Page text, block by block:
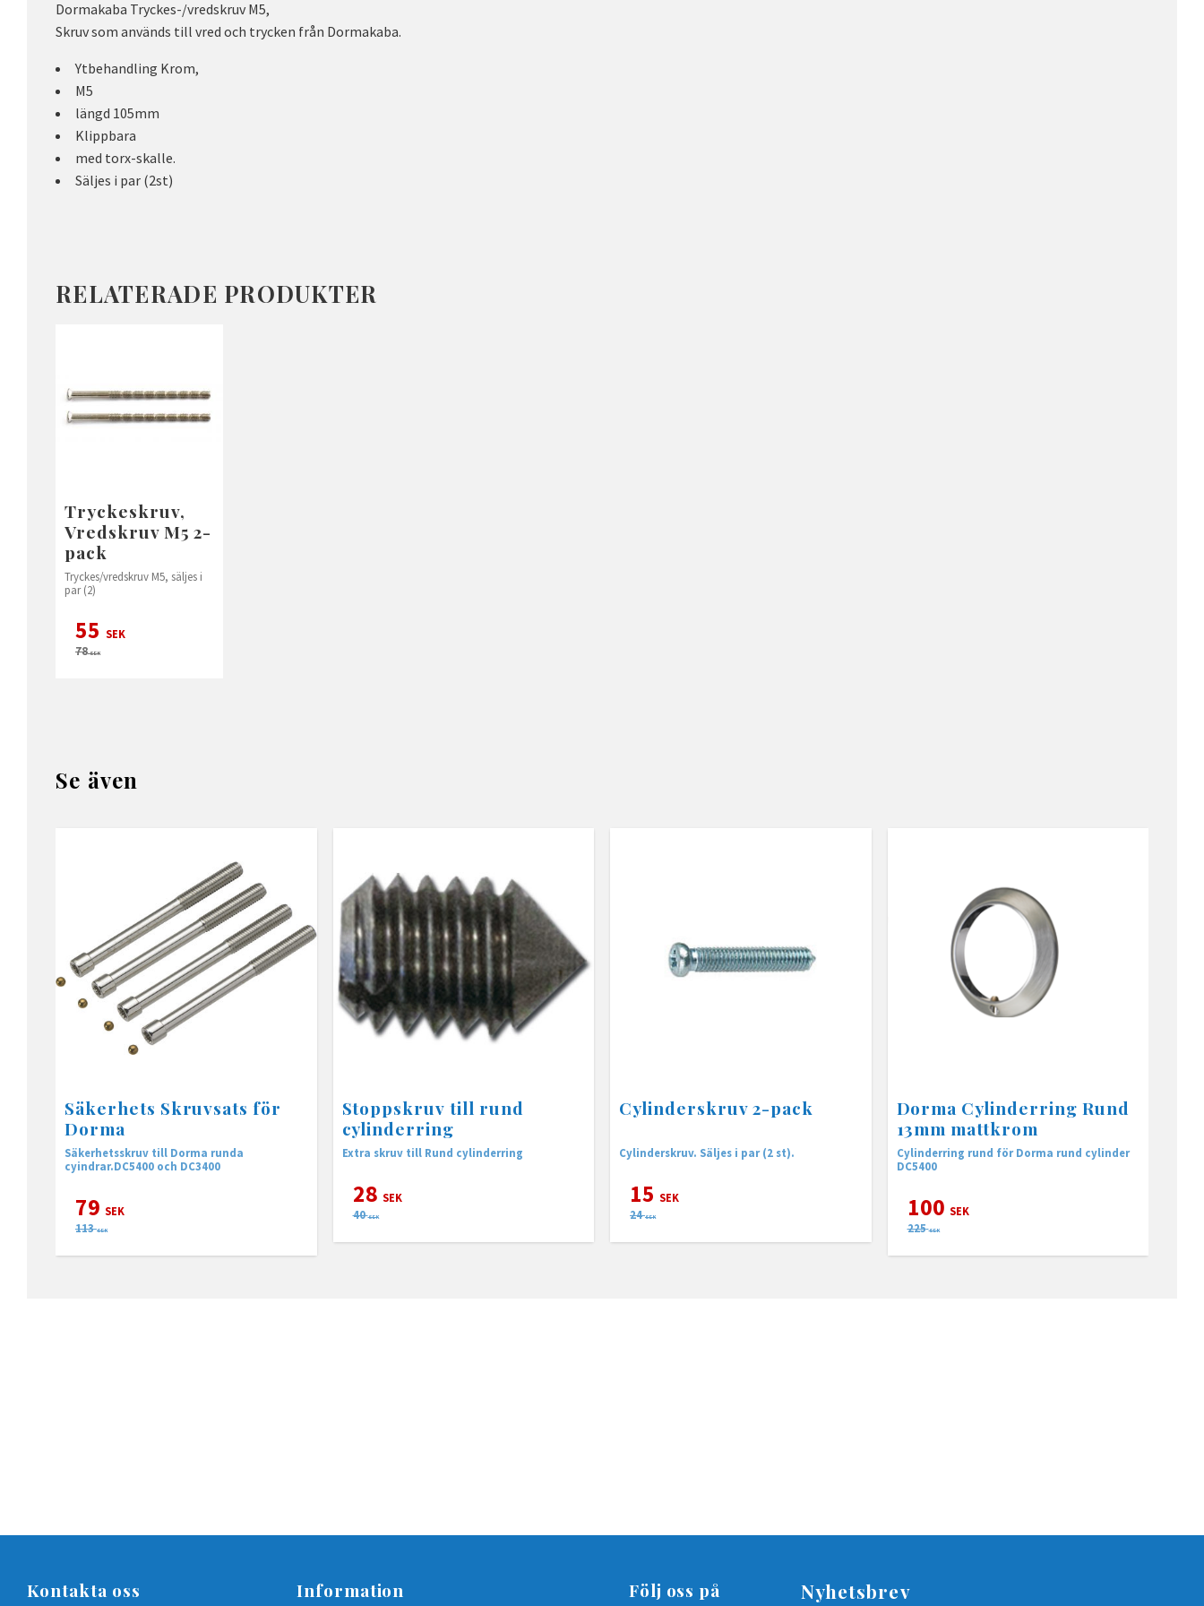
Dormakaba Tryckes-/vredskruv M5,
Skruv som används till vred och trycken från Dormakaba.
Ytbehandling Krom,
M5
längd 105mm
Klippbara
med torx-skalle.
Säljes i par (2st)
RELATERADE PRODUKTER
Tryckeskruv,
Vredskruv M5 2-
pack
Tryckes/vredskruv M5, säljes i
par (2)
55 SEK
78SEK
Se även
Säkerhets Skruvsats för
Dorma
Säkerhetsskruv till Dorma runda
cyindrar.DC5400 och DC3400
79 SEK
113 SEK
Stoppskruv till rund
cylinderring
Extra skruv till Rund cylinderring
28 SEK
40 SEK
Cylinderskruv 2-pack
Cylinderskruv. Säljes i par (2 st).
15 SEK
24 SEK
Dorma Cylinderring Rund
13mm mattkrom
Cylinderring rund för Dorma rund cylinder
DC5400
100 SEK
225 SEK
Kontakta oss Information Följ oss på Nyhetsbrev